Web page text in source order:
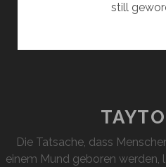
still
Die Tatsache, dass
einem Mund geboren werden,